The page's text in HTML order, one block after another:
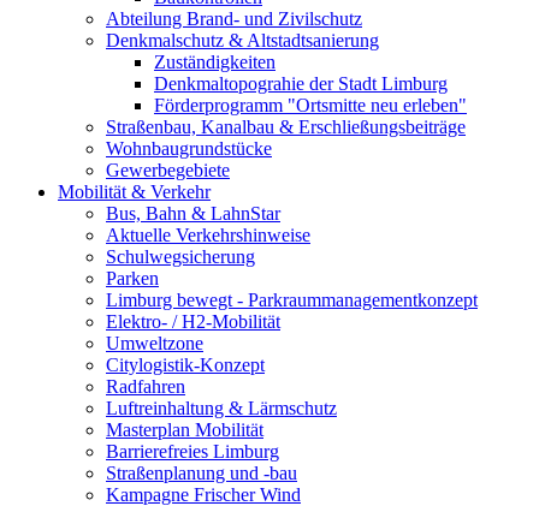
Abteilung Brand- und Zivilschutz
Denkmalschutz & Altstadtsanierung
Zuständigkeiten
Denkmaltopograhie der Stadt Limburg
Förderprogramm "Ortsmitte neu erleben"
Straßenbau, Kanalbau & Erschließungsbeiträge
Wohnbaugrundstücke
Gewerbegebiete
Mobilität & Verkehr
Bus, Bahn & LahnStar
Aktuelle Verkehrshinweise
Schulwegsicherung
Parken
Limburg bewegt - Park­raum­management­konzept
Elektro- / H2-Mobilität
Umweltzone
Citylogistik-Konzept
Radfahren
Luftreinhaltung & Lärmschutz
Masterplan Mobilität
Barrierefreies Limburg
Straßenplanung und -bau
Kampagne Frischer Wind